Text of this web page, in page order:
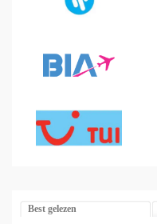
Best gelezen